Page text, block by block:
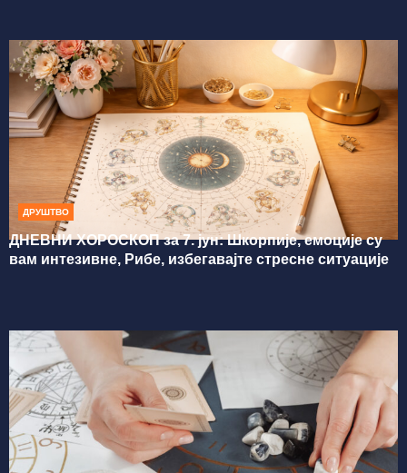
ДРУШТВО
ДНЕВНИ ХОРОСКОП за 7. јун: Шкорпије, емоције су
вам интезивне, Рибе, избегавајте стресне ситуације